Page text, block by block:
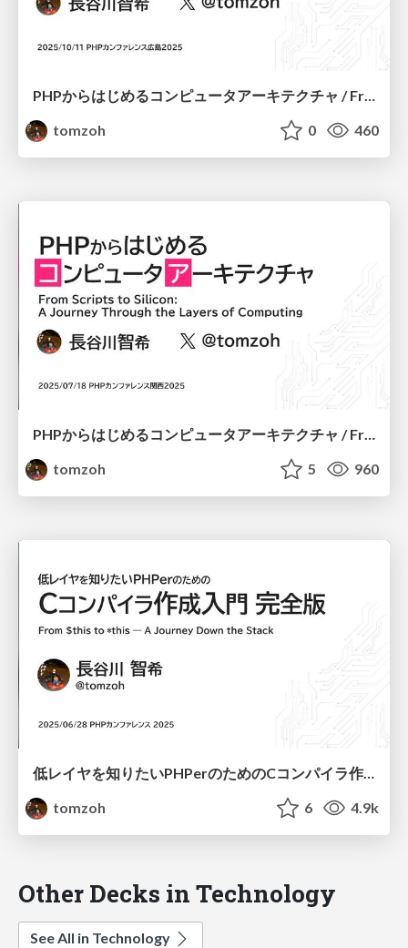
tomzoh
0 460
PHPからはじめるコンピュータアーキテクチャ / From Scripts to Silicon: A Journey Through the Layers of Computing
tomzoh
5 960
低レイヤを知りたいPHPerのためのCコンパイラ作成入門 完全版 / Building a C Compiler for PHPers Who Want to Dive into Low-Level Programming - Expanded
tomzoh
6 4.9k
Other Decks in Technology
See All in Technology